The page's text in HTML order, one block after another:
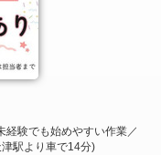
験でも始めやすい作業／
駅より車で14分)